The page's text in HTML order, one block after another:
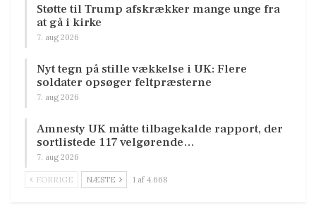
Støtte til Trump afskrækker mange unge fra
at gå i kirke
7. aug 2026
Nyt tegn på stille vækkelse i UK: Flere
soldater opsøger feltpræsterne
7. aug 2026
Amnesty UK måtte tilbagekalde rapport, der
sortlistede 117 velgørende…
7. aug 2026
FORRIGE NÆSTE 1 af 4.668